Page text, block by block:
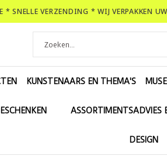
* SNELLE VERZENDING * WIJ VERPAKKEN
KUNSTENAARS EN THEMA'S
ASSORTIMENTSADVIES
DESIGN